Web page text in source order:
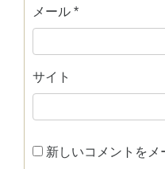
メール *
サイト
新しいコメントをメ